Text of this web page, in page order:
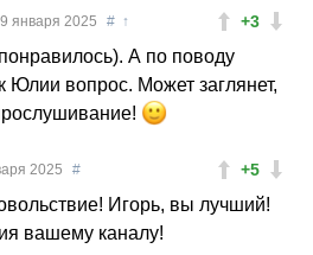
+3
9 января 2025 # ↑
А по поводу
Юлии вопрос. Может заглянет,
+5
2025 #
Игорь, вы лучший!
вашему каналу!